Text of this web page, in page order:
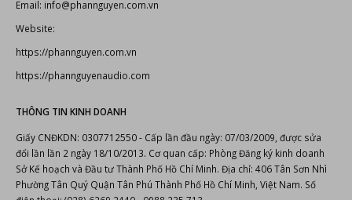
Website:
https://phannguyen.com.vn
https://phannguyenaudio.com
Giấy CNĐKDN: 0307712550 - Cấp lần đầu ngày: 07/03/2009, được sửa
đổi lần lần 2 ngày 18/10/2013. Cơ quan cấp: Phòng Đăng ký kinh doanh
Sở Kế hoạch và Đầu tư Thành Phố Hồ Chí Minh. Địa chỉ: 406 Tân Sơn Nhì
Phường Tân Quý Quận Tân Phú Thành Phố Hồ Chí Minh, Việt Nam. Số
điện thoại: (028) 6269 2440 - 0988.235.713